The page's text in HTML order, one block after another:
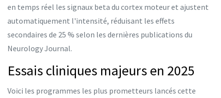
en temps réel les signaux beta du cortex moteur et ajustent
automatiquement l'intensité, réduisant les effets
secondaires de 25 % selon les dernières publications du
Neurology Journal.
Essais cliniques majeurs en 2025
Voici les programmes les plus prometteurs lancés cette